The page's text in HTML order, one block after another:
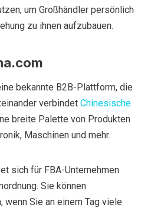
um Großhändler persönlich
zu ihnen aufzubauen.
bekannte B2B-Plattform, die
verbindet Chinesische
breite Palette von Produkten
Maschinen und mehr.
sich für FBA-Unternehmen
Sie können
Sie an einem Tag viele